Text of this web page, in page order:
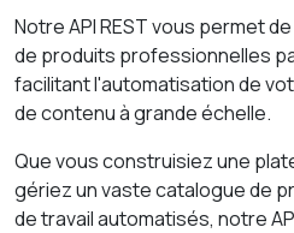
Notre API REST vous permet
de produits professionnelles
facilitant l'automatisation de
de contenu à grande échelle.
Que vous construisiez une
gériez un vaste catalogue de
de travail automatisés, notre